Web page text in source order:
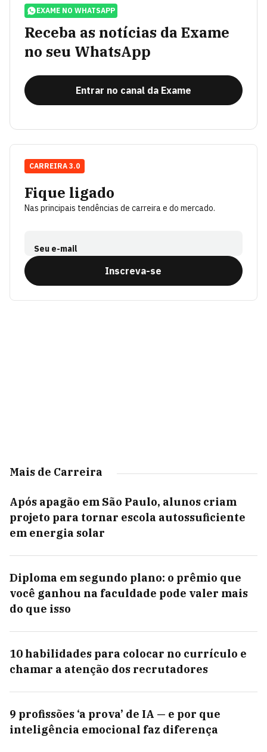
EXAME NO WHATSAPP
Receba as notícias da Exame
no seu WhatsApp
Entrar no canal da Exame
Fique ligado
Nas principais tendências de carreira e do mercado.
Seu e-mail
Inscreva-se
CARREIRA 3.0
Mais de Carreira
Após apagão em São Paulo, alunos criam
projeto para tornar escola autossuficiente
em energia solar
Diploma em segundo plano: o prêmio que
você ganhou na faculdade pode valer mais
do que isso
10 habilidades para colocar no currículo e
chamar a atenção dos recrutadores
9 profissões ‘a prova’ de IA — e por que
inteligência emocional faz diferença